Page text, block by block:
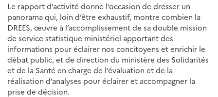
Le rapport d’activité donne l’occasion de dresser un
panorama qui, loin d’être exhaustif, montre combien la
DREES, œuvre à l’accomplissement de sa double mission
de service statistique ministériel apportant des
informations pour éclairer nos concitoyens et enrichir le
débat public, et de direction du ministère des Solidarités
et de la Santé en charge de l’évaluation et de la
réalisation d’analyses pour éclairer et accompagner la
prise de décision.